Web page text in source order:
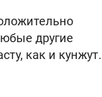
другие
как и кунжут.